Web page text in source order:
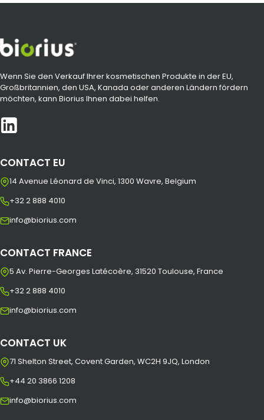
Wenn Sie den Verkauf Ihrer kosmetischen Produkte in der EU,
Großbritannien, den USA, Kanada oder anderen Ländern fördern
möchten, kann Biorius Ihnen dabei helfen.
CONTACT EU
14 Avenue Léonard de Vinci, 1300 Wavre, Belgium
+32 2 888 4010
info@biorius.com
CONTACT FRANCE
5 Av. Pierre-Georges Latécoère, 31520 Toulouse, France
+32 2 888 4010
info@biorius.com
CONTACT UK
71 Shelton Street, Covent Garden, WC2H 9JQ, London
+44 20 3866 1208
info@biorius.com